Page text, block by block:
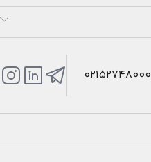
02152748000